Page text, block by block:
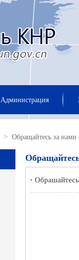
Администрация
> Обращайтесь за